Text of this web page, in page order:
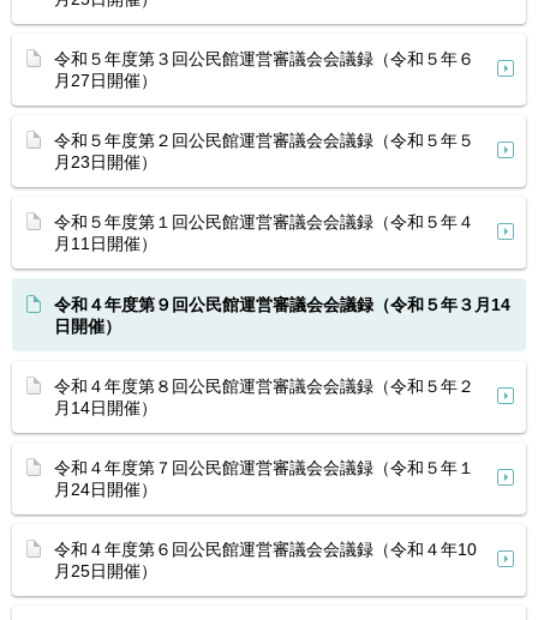
令和５年度第３回公民館運営審議会会議録（令和５年６
月27日開催）
令和５年度第２回公民館運営審議会会議録（令和５年５
月23日開催）
令和５年度第１回公民館運営審議会会議録（令和５年４
月11日開催）
令和４年度第９回公民館運営審議会会議録（令和５年３月14
日開催）
令和４年度第８回公民館運営審議会会議録（令和５年２
月14日開催）
令和４年度第７回公民館運営審議会会議録（令和５年１
月24日開催）
令和４年度第６回公民館運営審議会会議録（令和４年10
月25日開催）